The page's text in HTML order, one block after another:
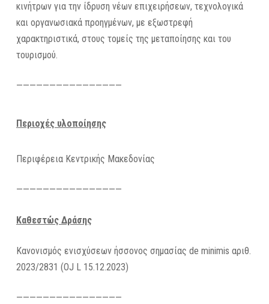
κινήτρων για την ίδρυση νέων επιχειρήσεων, τεχνολογικά
και οργανωσιακά προηγμένων, με εξωστρεφή
χαρακτηριστικά, στους τομείς της μεταποίησης και του
τουρισμού.
————————————————
Περιοχές υλοποίησης
Περιφέρεια Κεντρικής Μακεδονίας
————————————————
Καθεστώς Δράσης
Κανονισμός ενισχύσεων ήσσονος σημασίας de minimis αριθ.
2023/2831 (OJ L 15.12.2023)
————————————————